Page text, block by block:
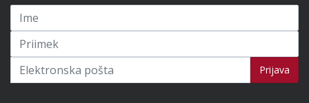
Prijavi se na novice Prijava